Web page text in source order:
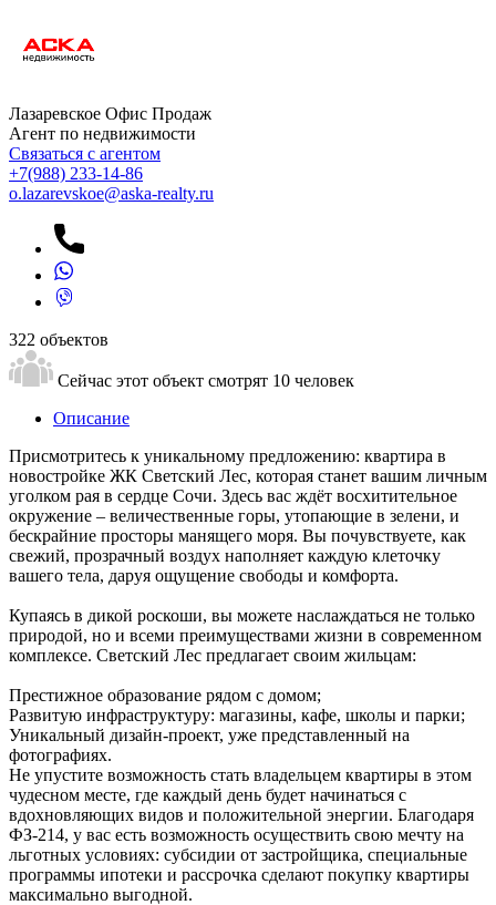
Лазаревское Офис Продаж
Агент по недвижимости
Связаться с агентом
+7(988) 233-14-86
o.lazarevskoe@aska-realty.ru
322 объектов
Сейчас этот объект смотрят 10 человек
Описание
Присмотритесь к уникальному предложению: квартира в
новостройке ЖК Светский Лес, которая станет вашим личным
уголком рая в сердце Сочи. Здесь вас ждёт восхитительное
окружение – величественные горы, утопающие в зелени, и
бескрайние просторы манящего моря. Вы почувствуете, как
свежий, прозрачный воздух наполняет каждую клеточку
вашего тела, даруя ощущение свободы и комфорта.
Купаясь в дикой роскоши, вы можете наслаждаться не только
природой, но и всеми преимуществами жизни в современном
комплексе. Светский Лес предлагает своим жильцам:
Престижное образование рядом с домом;
Развитую инфраструктуру: магазины, кафе, школы и парки;
Уникальный дизайн-проект, уже представленный на
фотографиях.
Не упустите возможность стать владельцем квартиры в этом
чудесном месте, где каждый день будет начинаться с
вдохновляющих видов и положительной энергии. Благодаря
ФЗ-214, у вас есть возможность осуществить свою мечту на
льготных условиях: субсидии от застройщика, специальные
программы ипотеки и рассрочка сделают покупку квартиры
максимально выгодной.